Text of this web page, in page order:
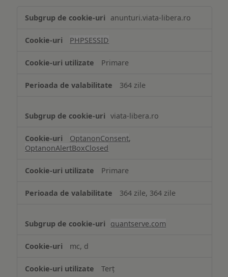
Tehnologii
de
Cookie
necesare
anunturi.viata-libera.ro
PHPSESSID
Primare
364 zile
viata-libera.ro
OptanonConsent,
OptanonAlertBoxClosed
Primare
364 zile, 364 zile
quantserve.com
mc, d
Terț